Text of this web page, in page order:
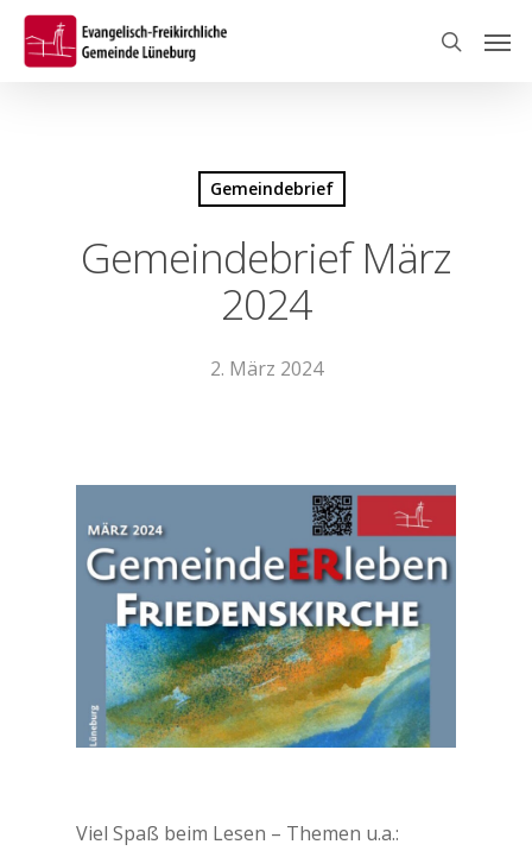
Skip
search
Gemeindebrief
Gemeindebrief März
2024
2. März 2024
Viel Spaß beim Lesen – Themen u.a.: